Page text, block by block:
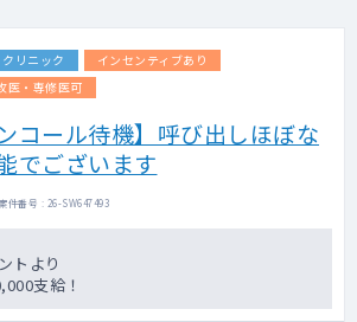
クリニック
インセンティブあり
医・専修医可
コール待機】呼び出しほぼな
でございます
件番号 : 26-SW647493
トより
支給！